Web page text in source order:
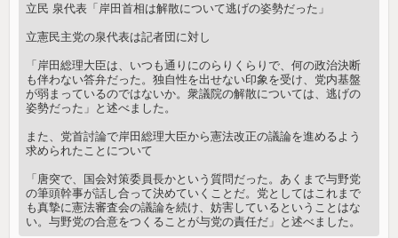
立民 泉代表「岸田首相は解散について逃げの姿勢だった」
立憲民主党の泉代表は記者団に対し
「岸田総理大臣は、いつも通りにのらりくらりで、何の政治決断
も伴わない答弁だった。独自性を出せない印象を受け、党内基盤
が弱まっているのではないか。衆議院の解散については、逃げの
姿勢だった」と述べました。
また、党首討論で岸田総理大臣から憲法改正の議論を進めるよう
求められたことについて
「唐突で、国会対策委員長かという質問だった。あくまで与野党
の筆頭幹事が話し合って決めていくことだ。党としてはこれまで
も真摯に憲法審査会の議論を続け、妨害しているということはな
い。与野党の合意をつくることが与党の責任だ」と述べました。